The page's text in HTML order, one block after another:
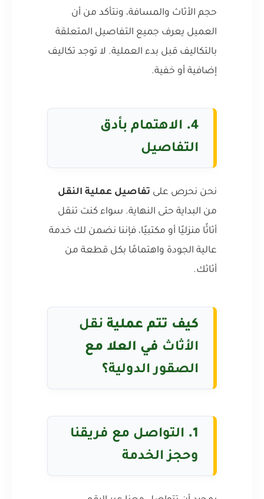
حجم الأثاث والمسافة، ونتأكد من أن
العميل يعرف جميع التفاصيل المتعلقة
بالتكاليف قبل بدء العملية. لا توجد تكاليف
إضافية أو خفية.
4.
الاهتمام بأدق
التفاصيل
نحن نحرص على تفاصيل عملية النقل
من البداية حتى النهاية. سواء كنت تنقل
أثاثًا منزليًا أو مكتبيًا، فإننا نضمن لك خدمة
عالية الجودة واهتمامًا بكل قطعة من
أثاثك.
كيف تتم عملية نقل
الأثاث في العلا مع
الصقور الدولية؟
1.
التواصل مع فريقنا
وحجز الخدمة